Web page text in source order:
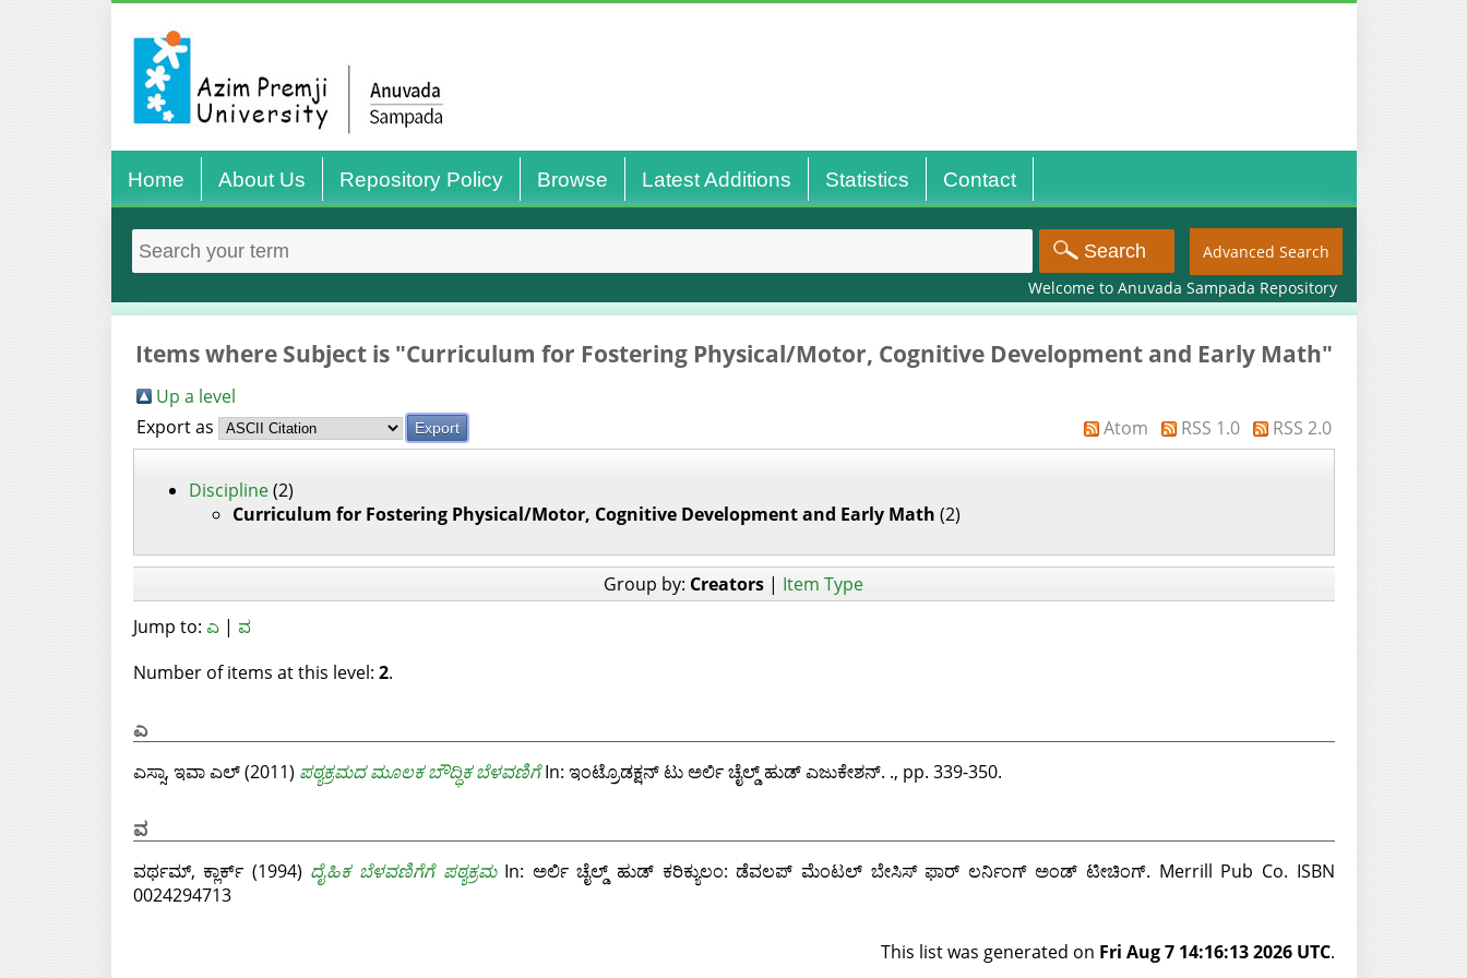
Home About Us Repository Policy Browse Latest Additions Statistics Contact
Advanced Search
Welcome to Anuvada Sampada Repository
Items where Subject is "Curriculum for Fostering Physical/Motor, Cognitive Development and Early Math"
Up a level
Export as
Atom RSS 1.0 RSS 2.0
Discipline(2)
Curriculum for Fostering Physical/Motor, Cognitive Development and Early Math (2)
Group by: Creators | Item Type
Jump to: ಎ| ವ
Number of items at this level: 2.
ಎ
ಎಸ್ಸಾ, ಇವಾ ಎಲ್(2011) ಪಠ್ಯಕ್ರಮದ ಮೂಲಕ ಬೌದ್ಧಿಕ ಬೆಳವಣಿಗೆIn: ಇಂಟ್ರೊಡಕ್ಷನ್ ಟು ಅರ್ಲಿ ಚೈಲ್ಡ್ ಹುಡ್ ಎಜುಕೇಶನ್. ., pp. 339-350.
ವ
ವರ್ಥಮ್, ಕ್ಲಾರ್ಕ್ (1994) ದೈಹಿಕ ಬೆಳವಣಿಗೆಗೆ ಪಠ್ಯಕ್ರಮIn: ಅರ್ಲಿ ಚೈಲ್ಡ್ ಹುಡ್ ಕರಿಕ್ಯುಲಂ: ಡೆವಲಪ್ ಮೆಂಟಲ್ ಬೇಸಿಸ್ ಫಾರ್ ಲರ್ನಿಂಗ್ ಅಂಡ್ ಟೀಚಿಂಗ್. Merrill Pub Co. ISBN
0024294713
This list was generated on Fri Aug 7 14:16:13 2026 UTC.